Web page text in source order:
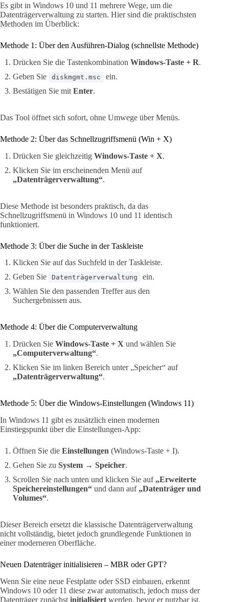
Es gibt in Windows 10 und 11 mehrere Wege, um die
Datenträgerverwaltung zu starten. Hier sind die praktischsten
Methoden im Überblick:
Methode 1: Über den Ausführen-Dialog (schnellste Methode)
Drücken Sie die Tastenkombination Windows-Taste + R.
Geben Sie
diskmgmt.msc
ein.
Bestätigen Sie mit Enter.
Das Tool öffnet sich sofort, ohne Umwege über Menüs.
Methode 2: Über das Schnellzugriffsmenü (Win + X)
Drücken Sie gleichzeitig Windows-Taste + X.
Klicken Sie im erscheinenden Menü auf
„Datenträgerverwaltung“.
Diese Methode ist besonders praktisch, da das
Schnellzugriffsmenü in Windows 10 und 11 identisch
funktioniert.
Methode 3: Über die Suche in der Taskleiste
Klicken Sie auf das Suchfeld in der Taskleiste.
Geben Sie
Datenträgerverwaltung
ein.
Wählen Sie den passenden Treffer aus den
Suchergebnissen aus.
Methode 4: Über die Computerverwaltung
Drücken Sie Windows-Taste + X und wählen Sie
„Computerverwaltung“.
Klicken Sie im linken Bereich unter „Speicher“ auf
„Datenträgerverwaltung“.
Methode 5: Über die Windows-Einstellungen (Windows 11)
In Windows 11 gibt es zusätzlich einen modernen
Einstiegspunkt über die Einstellungen-App:
Öffnen Sie die Einstellungen (Windows-Taste + I).
Gehen Sie zu System → Speicher.
Scrollen Sie nach unten und klicken Sie auf „Erweiterte
Speichereinstellungen“ und dann auf „Datenträger und
Volumes“.
Dieser Bereich ersetzt die klassische Datenträgerverwaltung
nicht vollständig, bietet jedoch grundlegende Funktionen in
einer moderneren Oberfläche.
Neuen Datenträger initialisieren – MBR oder GPT?
Wenn Sie eine neue Festplatte oder SSD einbauen, erkennt
Windows 10 oder 11 diese zwar automatisch, jedoch muss der
Datenträger zunächst initialisiert werden, bevor er nutzbar ist.